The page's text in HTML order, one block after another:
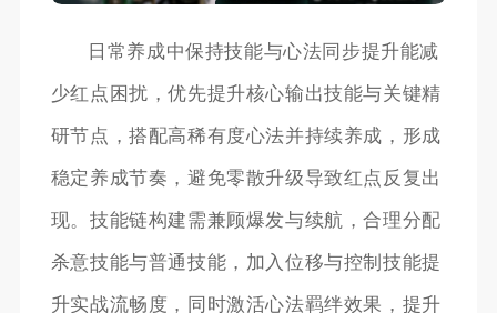
日常养成中保持技能与心法同步提升能减
少红点困扰，优先提升核心输出技能与关键精
研节点，搭配高稀有度心法并持续养成，形成
稳定养成节奏，避免零散升级导致红点反复出
现。技能链构建需兼顾爆发与续航，合理分配
杀意技能与普通技能，加入位移与控制技能提
升实战流畅度，同时激活心法羁绊效果，提升